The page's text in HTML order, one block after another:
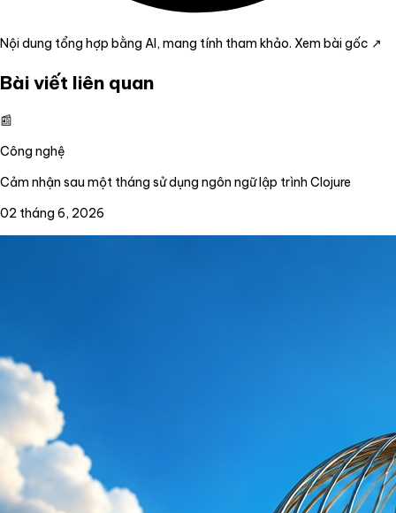
Nội dung tổng hợp bằng AI, mang tính tham khảo. Xem bài gốc ↗
Bài viết liên quan
📰
Công nghệ
Cảm nhận sau một tháng sử dụng ngôn ngữ lập trình Clojure
02 tháng 6, 2026